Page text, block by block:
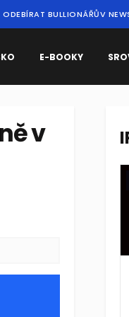
ODEBÍRAT BULLIONÁŘŮV
E-BOOKY
v